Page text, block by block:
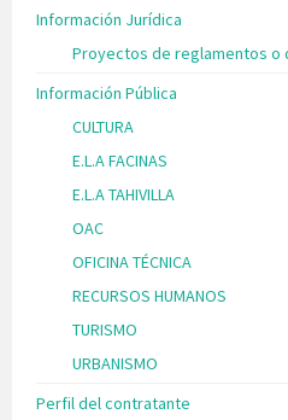
Información Jurídica
Proyectos de reglamentos o
Información Pública
CULTURA
E.L.A FACINAS
E.L.A TAHIVILLA
OAC
OFICINA TÉCNICA
RECURSOS HUMANOS
TURISMO
URBANISMO
Perfil del contratante